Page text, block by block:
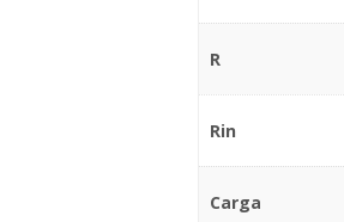
R
Rin
Carga